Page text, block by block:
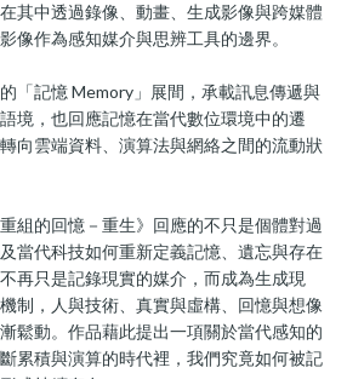
其中透過錄像、動畫、生成影像與跨媒體
像作為感知媒介與思辨工具的邊界。
「記憶 Memory」展間，承載訊息傳遞與
境，也回應記憶在當代數位環境中的遷
向雲端資料、演算法與網絡之間的流動狀
組的回憶－重生》回應的不只是個體對過
當代科技如何重新定義記憶、遺忘與存在
再只是記錄現實的媒介，而成為生成現
制，人與技術、真實與虛構、回憶與想像
鬆動。作品藉此提出一項關於當代感知的
累積與演算的時代裡，我們究竟如何被記